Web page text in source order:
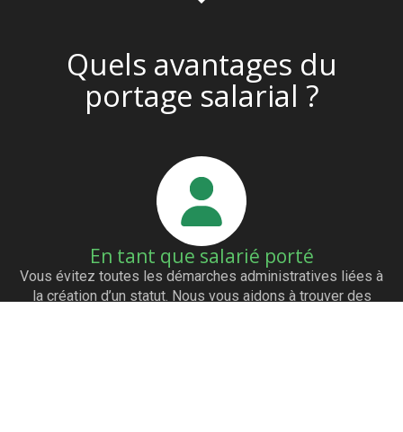
Quels avantages du
portage salarial ?
En tant que salarié porté
Vous évitez toutes les démarches administratives liées à
la création d’un statut. Nous vous aidons à trouver des